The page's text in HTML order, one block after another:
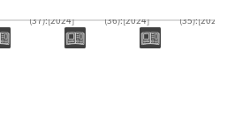
(37):[2024] (36):[2024] (35):[2024]